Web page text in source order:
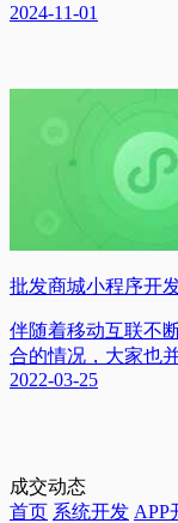
2024-11-01
批发商城小程序开
伴随着移动互联不
合的情况，大家也
2022-03-25
成交动态
首页 系统开发 APP